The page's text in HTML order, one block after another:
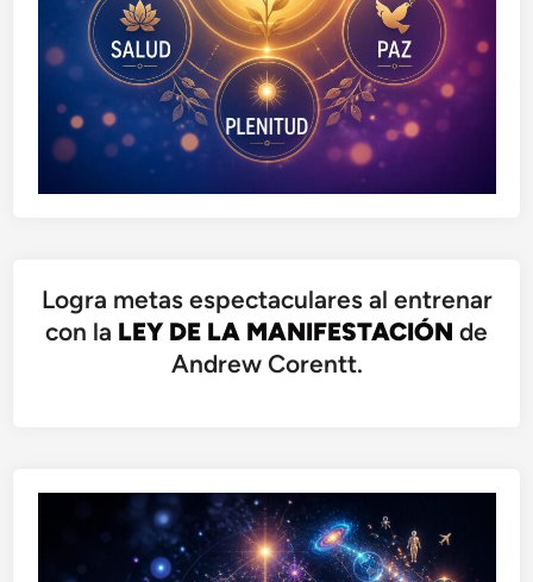
Logra metas espectaculares al entrenar
con la LEY DE LA MANIFESTACIÓN de
Andrew Corentt.